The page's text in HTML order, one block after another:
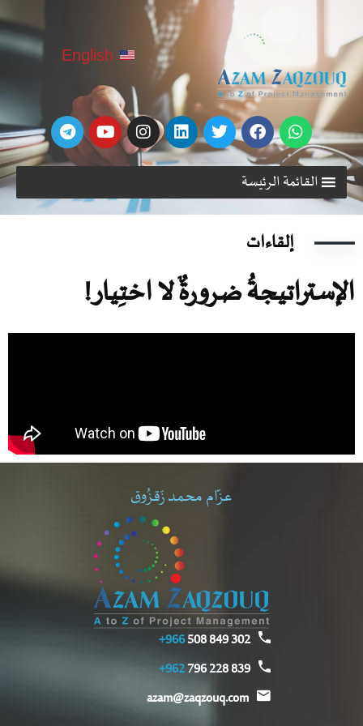
English
القائمة الرئيسة
إلقاءات
ضرورةٌ لا اختِيار!
عزّام محمد زَقزُوق
302 849 508
966+
839 228 796
962+
azam@zaqzouq.com